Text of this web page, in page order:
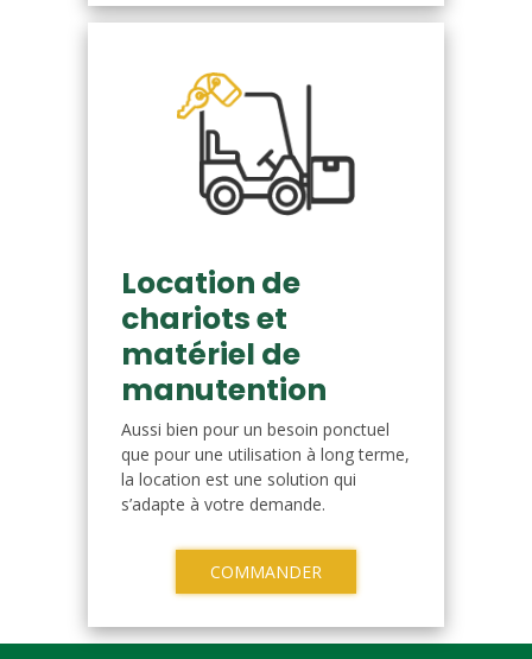
Location de
chariots et
matériel de
manutention
Aussi bien pour un besoin ponctuel
que pour une utilisation à long terme,
la location est une solution qui
s’adapte à votre demande.
COMMANDER